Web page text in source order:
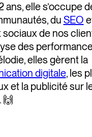
ans, elle s’occupe
du SEO
sociaux de nos
des
elles gèrent la
digitale, les
et la publicité sur
🙌